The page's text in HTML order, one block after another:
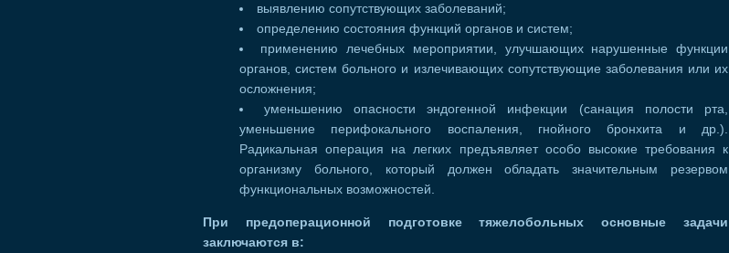
выявлению сопутствующих заболеваний;
определению состояния функций органов и систем;
применению лечебных мероприятии, улучшающих нарушенные функции
органов, систем больного и излечивающих сопутствующие заболевания или их
осложнения;
уменьшению опасности эндогенной инфекции (санация полости рта,
уменьшение перифокального воспаления, гнойного бронхита и др.).
Радикальная операция на легких предъявляет особо высокие требования к
организму больного, который должен обладать значительным резервом
функциональных возможностей.
При предоперационной подготовке тяжелобольных основные задачи
заключаются в: